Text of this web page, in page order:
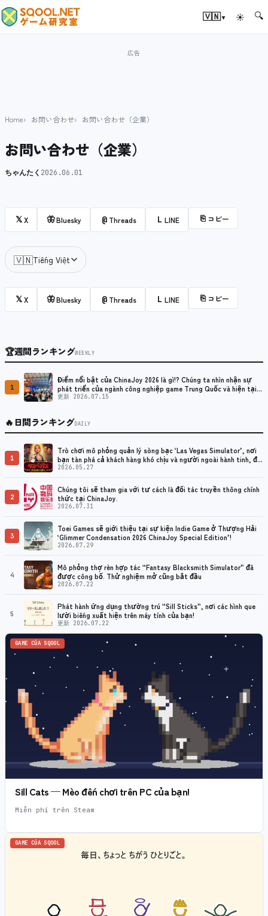
🇻🇳▾ ☀ 🔍
Home お問い合わせ お問い合わせ（企業）
お問い合わせ（企業）
ちゃんたく 2026.06.01
𝕏X 🦋Bluesky @ Threads L LINE ⎘ コピー
🇻🇳Tiếng Việt
𝕏X 🦋Bluesky @ Threads L LINE ⎘ コピー
🏆週間ランキングWEEKLY
1
Điểm nổi bật của ChinaJoy 2026 là gì!? Chúng ta nhìn nhận sự
phát triển của ngành công nghiệp game Trung Quốc và hiện tại
như thế nào?
更新 2026.07.15
🔥日間ランキングDAILY
1
Trò chơi mô phỏng quản lý sòng bạc ‘Las Vegas Simulator’, nơi
bạn tàn phá cả khách hàng khó chịu và người ngoài hành tinh, đã
được phát hành.
2026.05.27
2
Chúng tôi sẽ tham gia với tư cách là đối tác truyền thông chính
thức tại ChinaJoy.
2026.07.31
3
Toei Games sẽ giới thiệu tại sự kiện Indie Game ở Thượng Hải
‘Glimmer Condensation 2026 ChinaJoy Special Edition’!
2026.07.29
4
Mô phỏng thợ rèn hợp tác “Fantasy Blacksmith Simulator” đã
được công bố. Thử nghiệm mở cũng bắt đầu
2026.07.22
5
Phát hành ứng dụng thường trú “Sill Sticks”, nơi các hình que
lười biếng xuất hiện trên máy tính của bạn!
更新 2026.07.22
GAME CỦA SQOOL
Sill Cats — Mèo đến chơi trên PC của bạn!
Miễn phí trên Steam
GAME CỦA SQOOL